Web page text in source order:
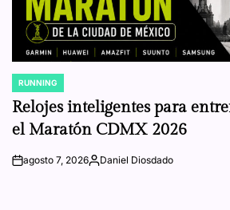
POSTED
IN
RUNNING
Relojes inteligentes para
el Maratón CDMX 2026
onagosto 7, 2026Posted
Daniel Diosdado